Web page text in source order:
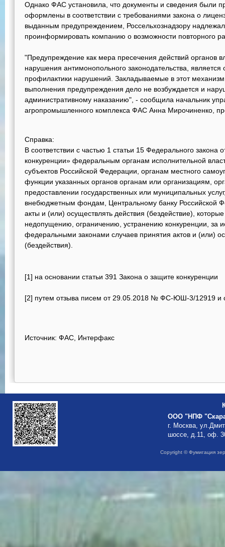
Однако ФАС установила, что документы и сведения были
оформлены в соответствии с требованиями закона о
выданным предупреждением, Россельхознадзору
проинформировать компанию о возможности повторного
"Предупреждение как мера пресечения действий органов
нарушения антимонопольного законодательства,
профилактики нарушений. Закладываемые в этот
выполнения предупреждения дело не возбуждается и
административному наказанию", - сообщила начальник
агропромышленного комплекса ФАС Анна Мирочиненко,
Справка:
В соответствии с частью 1 статьи 15 Федерального
конкуренции» федеральным органам исполнительной
субъектов Российской Федерации, органам местного
функции указанных органов органам или организациям,
предоставлении государственных или муниципальных
внебюджетным фондам, Центральному банку Российской
акты и (или) осуществлять действия (бездействие),
недопущению, ограничению, устранению конкуренции, за
федеральными законами случаев принятия актов и (или)
(бездействия).
[1] на основании статьи 391 Закона о защите конкуренции
[2] путем отзыва писем от 29.05.2018 № ФС-ЮШ-3/12919
Источник: ФАС, Интерфакс
ООО "НПФ
г. Москва,
шоссе, д.11, оф.
Copyright © Фумигация